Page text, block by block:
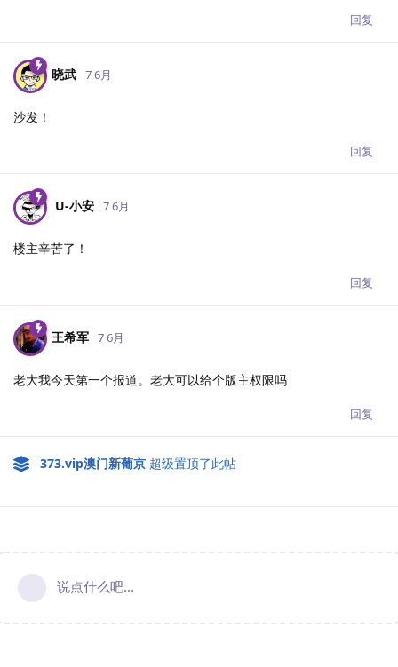
回复
晓武 7 6月
沙发！
回复
U-小安​ 7 6月
楼主辛苦了！
回复
王希军 7 6月
老大我今天第一个报道。老大可以给个版主权限吗
回复
373.​vip澳门新葡京 超级置顶了此帖
说点什么吧...